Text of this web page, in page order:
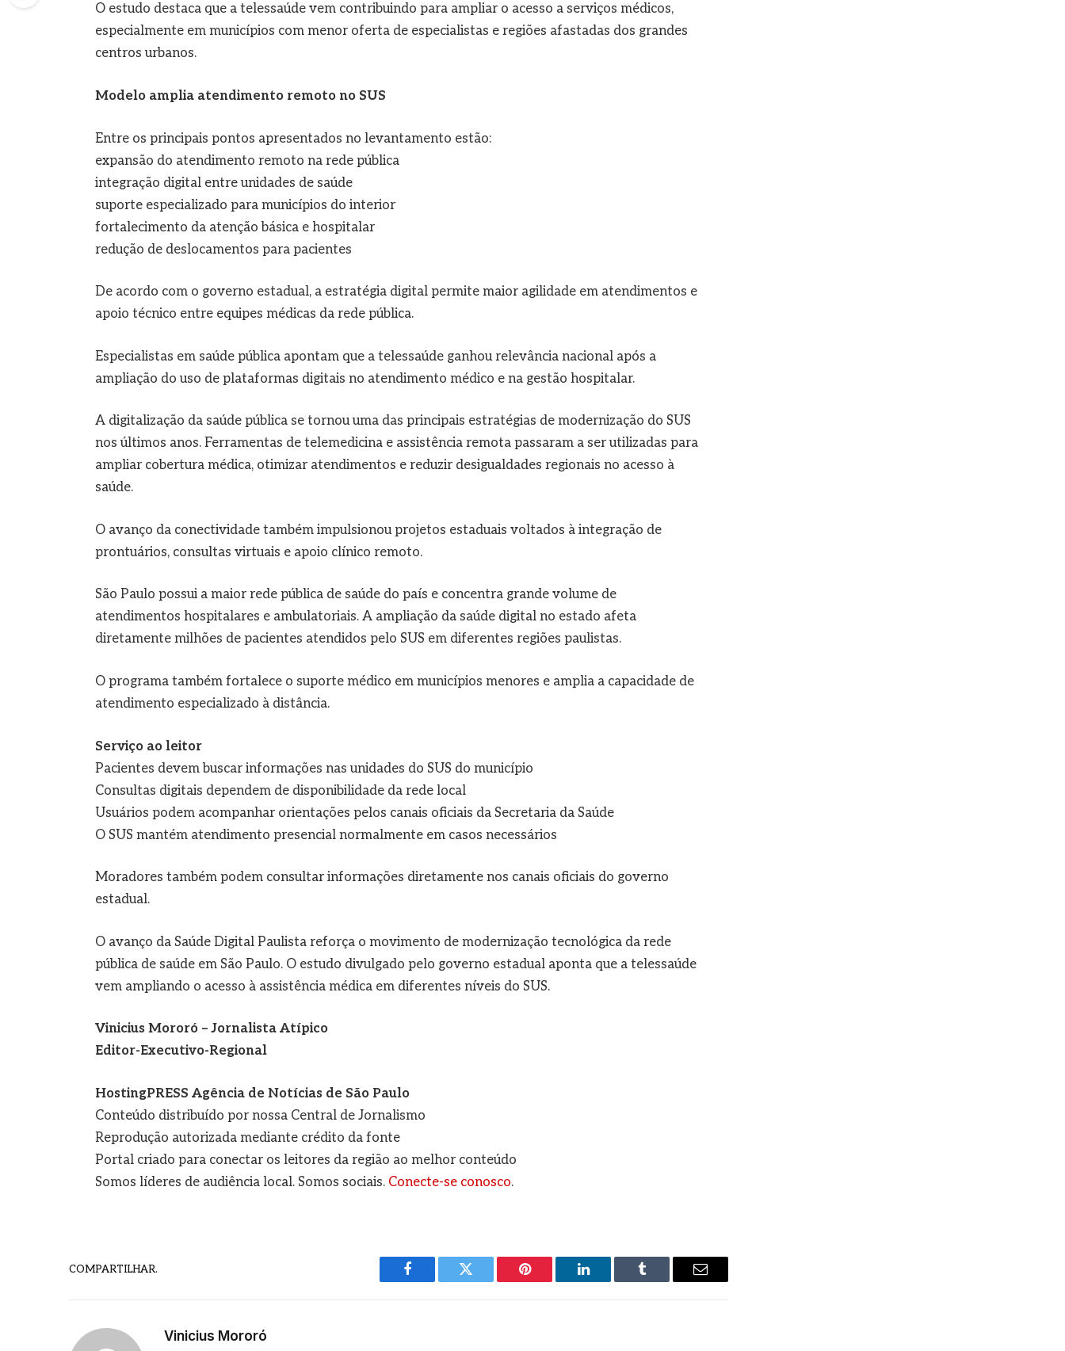
O estudo destaca que a telessaúde vem contribuindo para ampliar o acesso a serviços médicos,
especialmente em municípios com menor oferta de especialistas e regiões afastadas dos grandes
centros urbanos.
Modelo amplia atendimento remoto no SUS
Entre os principais pontos apresentados no levantamento estão:
expansão do atendimento remoto na rede pública
integração digital entre unidades de saúde
suporte especializado para municípios do interior
fortalecimento da atenção básica e hospitalar
redução de deslocamentos para pacientes
De acordo com o governo estadual, a estratégia digital permite maior agilidade em atendimentos e
apoio técnico entre equipes médicas da rede pública.
Especialistas em saúde pública apontam que a telessaúde ganhou relevância nacional após a
ampliação do uso de plataformas digitais no atendimento médico e na gestão hospitalar.
A digitalização da saúde pública se tornou uma das principais estratégias de modernização do SUS
nos últimos anos. Ferramentas de telemedicina e assistência remota passaram a ser utilizadas para
ampliar cobertura médica, otimizar atendimentos e reduzir desigualdades regionais no acesso à
saúde.
O avanço da conectividade também impulsionou projetos estaduais voltados à integração de
prontuários, consultas virtuais e apoio clínico remoto.
São Paulo possui a maior rede pública de saúde do país e concentra grande volume de
atendimentos hospitalares e ambulatoriais. A ampliação da saúde digital no estado afeta
diretamente milhões de pacientes atendidos pelo SUS em diferentes regiões paulistas.
O programa também fortalece o suporte médico em municípios menores e amplia a capacidade de
atendimento especializado à distância.
Serviço ao leitor
Pacientes devem buscar informações nas unidades do SUS do município
Consultas digitais dependem de disponibilidade da rede local
Usuários podem acompanhar orientações pelos canais oficiais da Secretaria da Saúde
O SUS mantém atendimento presencial normalmente em casos necessários
Moradores também podem consultar informações diretamente nos canais oficiais do governo
estadual.
O avanço da Saúde Digital Paulista reforça o movimento de modernização tecnológica da rede
pública de saúde em São Paulo. O estudo divulgado pelo governo estadual aponta que a telessaúde
vem ampliando o acesso à assistência médica em diferentes níveis do SUS.
Vinicius Mororó – Jornalista Atípico
Editor-Executivo-Regional
HostingPRESS Agência de Notícias de São Paulo
Conteúdo distribuído por nossa Central de Jornalismo
Reprodução autorizada mediante crédito da fonte
Portal criado para conectar os leitores da região ao melhor conteúdo
Somos líderes de audiência local. Somos sociais. Conecte-se conosco.
COMPARTILHAR.
Facebook Twitter Pinterest LinkedIn Tumblr
E-
Vinicius Mororó